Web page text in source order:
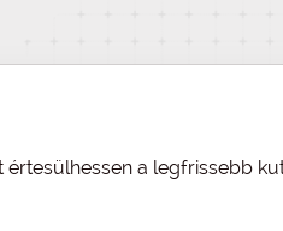
a legfrissebb